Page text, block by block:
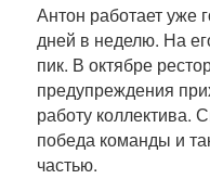
Антон работает уже
дней в неделю. На
пик. В октябре
предупреждения
работу коллектива.
победа команды и
частью.